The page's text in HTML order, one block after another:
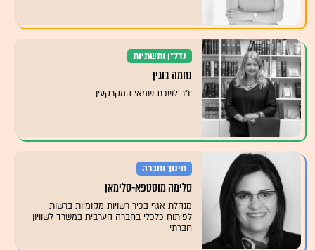
נדל"ן ותשתיות
נחמה בוגין
יו"ר לשכת שמאי המקרקעין
חינוך וחברה
סלימה מוסטפא-סלימאן
מנהלת אגף בכיר רשויות מקומיות ברשות
לפיתוח כלכלי בחברה הערבית במשרד לשוויון
חברתי